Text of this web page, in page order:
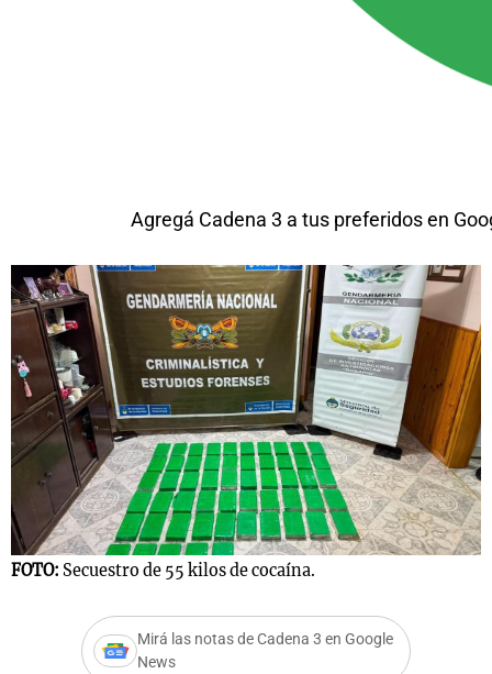
Agregá Cadena 3 a tus preferidos en
FOTO: Secuestro de 55 kilos de cocaína.
Mirá las notas de Cadena 3 en Google
News